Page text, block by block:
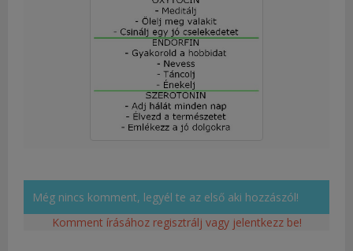
Még nincs komment, legyél te az első aki hozzászól!
Komment írásához regisztrálj vagy jelentkezz be!